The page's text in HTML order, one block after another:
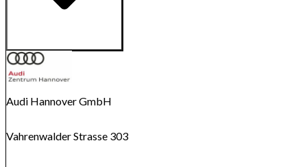
Karte wird geladen...
Route anzeigen
Audi Hannover GmbH
Vahrenwalder Strasse 303